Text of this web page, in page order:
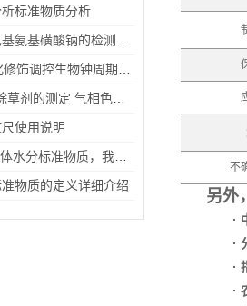
标准物质分析
使用说明
物质的定义详细介绍
不
另外
·
·
·
·